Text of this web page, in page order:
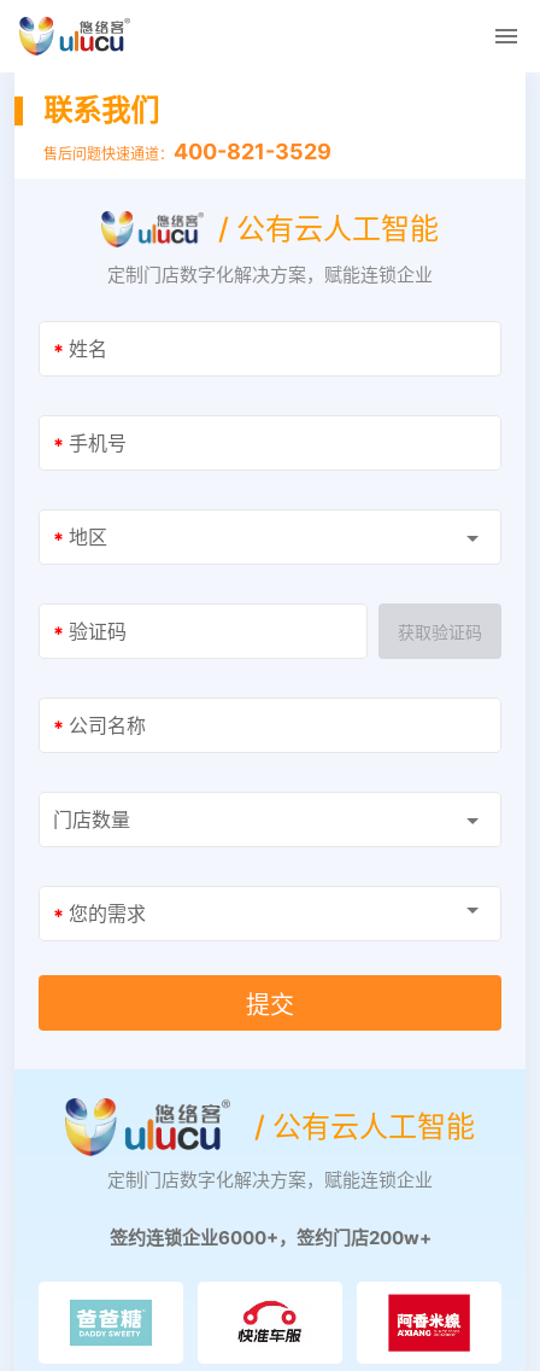
联系我们
定制门店数字化解决方案，赋能连锁企业
/ 公有云人工智能
* 姓名
* 手机号
* 地区
* 验证码 获取验证码
* 公司名称
门店数量
* 您的需求
提交
售后问题快速通道： 400-821-3529
定制门店数字化解决方案，赋能连锁企业
/ 公有云人工智能
签约连锁企业6000+，签约门店200w+